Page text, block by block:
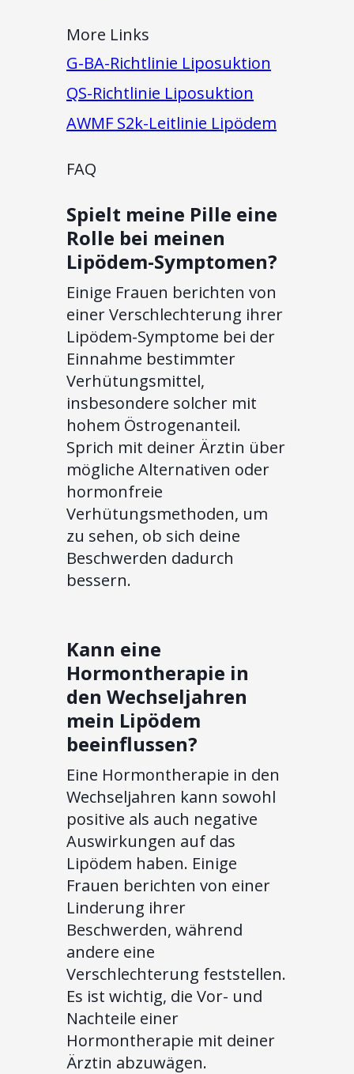
More Links
G-BA-Richtlinie Liposuktion
QS-Richtlinie Liposuktion
AWMF S2k-Leitlinie Lipödem
FAQ
Spielt meine Pille eine
Rolle bei meinen
Lipödem-Symptomen?
Einige Frauen berichten von
einer Verschlechterung ihrer
Lipödem-Symptome bei der
Einnahme bestimmter
Verhütungsmittel,
insbesondere solcher mit
hohem Östrogenanteil.
Sprich mit deiner Ärztin über
mögliche Alternativen oder
hormonfreie
Verhütungsmethoden, um
zu sehen, ob sich deine
Beschwerden dadurch
bessern.
Kann eine
Hormontherapie in
den Wechseljahren
mein Lipödem
beeinflussen?
Eine Hormontherapie in den
Wechseljahren kann sowohl
positive als auch negative
Auswirkungen auf das
Lipödem haben. Einige
Frauen berichten von einer
Linderung ihrer
Beschwerden, während
andere eine
Verschlechterung feststellen.
Es ist wichtig, die Vor- und
Nachteile einer
Hormontherapie mit deiner
Ärztin abzuwägen.